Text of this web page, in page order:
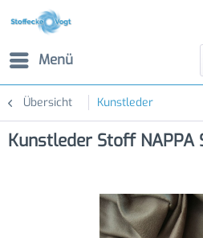
Menü
Übersicht Kunstleder
Kunstleder Stoff NAPPA